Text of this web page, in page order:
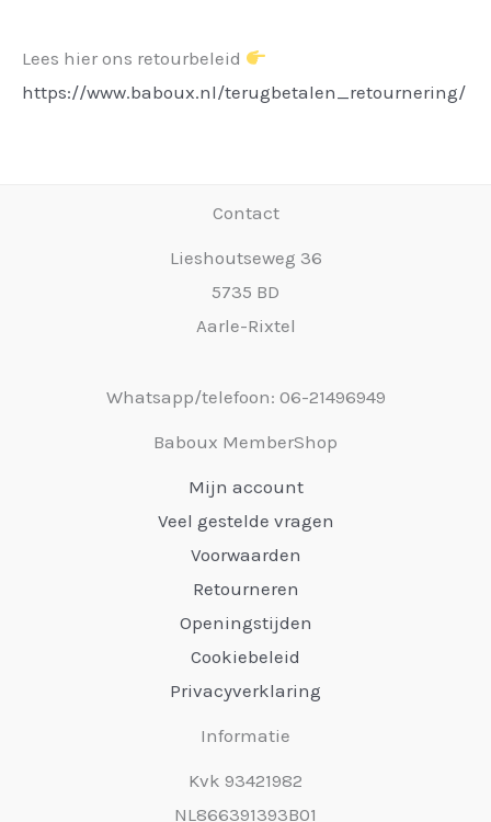
Lees hier ons retourbeleid
https://www.baboux.nl/terugbetalen_retournering/
Contact
Lieshoutseweg 36
5735 BD
Aarle-Rixtel
Whatsapp/telefoon: 06-21496949
Baboux MemberShop
Mijn account
Veel gestelde vragen
Voorwaarden
Retourneren
Openingstijden
Cookiebeleid
Privacyverklaring
Informatie
Kvk 93421982
NL866391393B01